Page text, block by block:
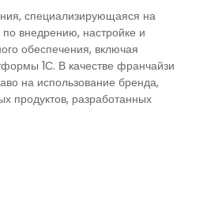
специализирующаяся на
по внедрению, настройке и
обеспечения, включая
1С. В качестве франчайзи
на использование бренда,
продуктов, разработанных